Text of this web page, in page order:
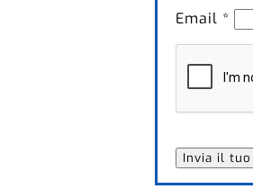
Email *